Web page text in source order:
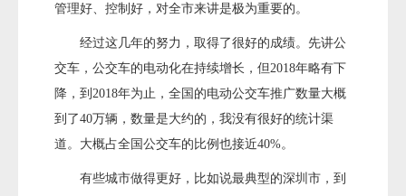
管理好、控制好，对全市来讲是极为重要的。
经过这几年的努力，取得了很好的成绩。先讲公
交车，公交车的电动化在持续增长，但2018年略有下
降，到2018年为止，全国的电动公交车推广数量大概
到了40万辆，数量是大约的，我没有很好的统计渠
道。大概占全国公交车的比例也接近40%。
有些城市做得更好，比如说最典型的深圳市，到